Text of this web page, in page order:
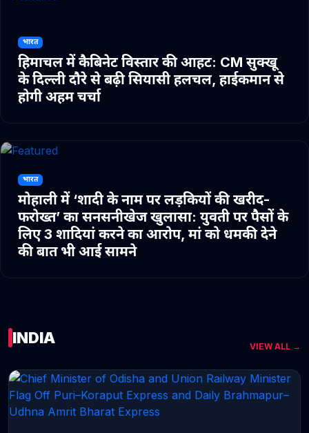
भारत
हिमाचल में कैबिनेट विस्तार की आहट: CM सुक्खू
के दिल्ली दौरे से बढ़ी सियासी हलचल, हाईकमान से
होगी अहम चर्चा
भारत
मोहाली में ‘शादी के नाम पर लड़कियों की खरीद-
फरोख्त’ का सनसनीखेज खुलासा: युवती पर पैसों के
लिए 3 शादियां करने का आरोप, मां को धमकी देने
की बात भी आई सामने
INDIA VIEW ALL →